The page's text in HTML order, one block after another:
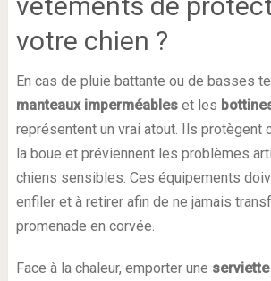
votre chien ?
En cas de pluie battante ou de basses
manteaux imperméableset les
représentent un vrai atout. Ils protègent
la boue et préviennent les problèmes
chiens sensibles. Ces équipements
enfiler et à retirer afin de ne jamais
promenade en corvée.
Face à la chaleur, emporter une